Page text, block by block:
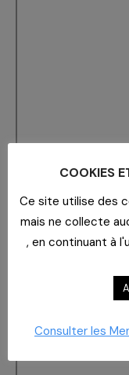
COOKIES
Ce site utilise des
mais ne collecte
, en continuant à
Consulter les